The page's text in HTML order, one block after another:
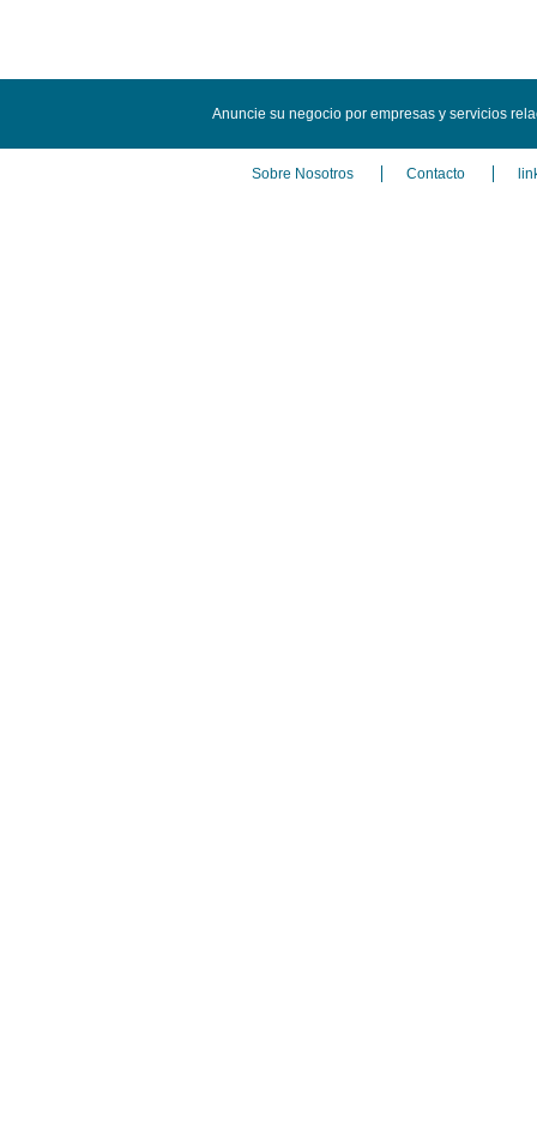
Anuncie su negocio por empresas y servicios
Sobre Nosotros Contacto